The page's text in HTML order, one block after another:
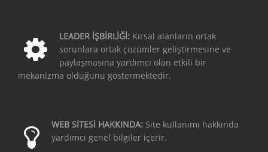
LEADER İŞBİRLİĞİ: Kırsal alanların ortak
sorunlara ortak çözümler geliştirmesine ve
paylaşmasına yardımcı olan etkili bir
mekanizma olduğunu göstermektedir.
WEB SİTESİ HAKKINDA: Site kullanımı hakkında
yardımcı genel bilgiler içerir.